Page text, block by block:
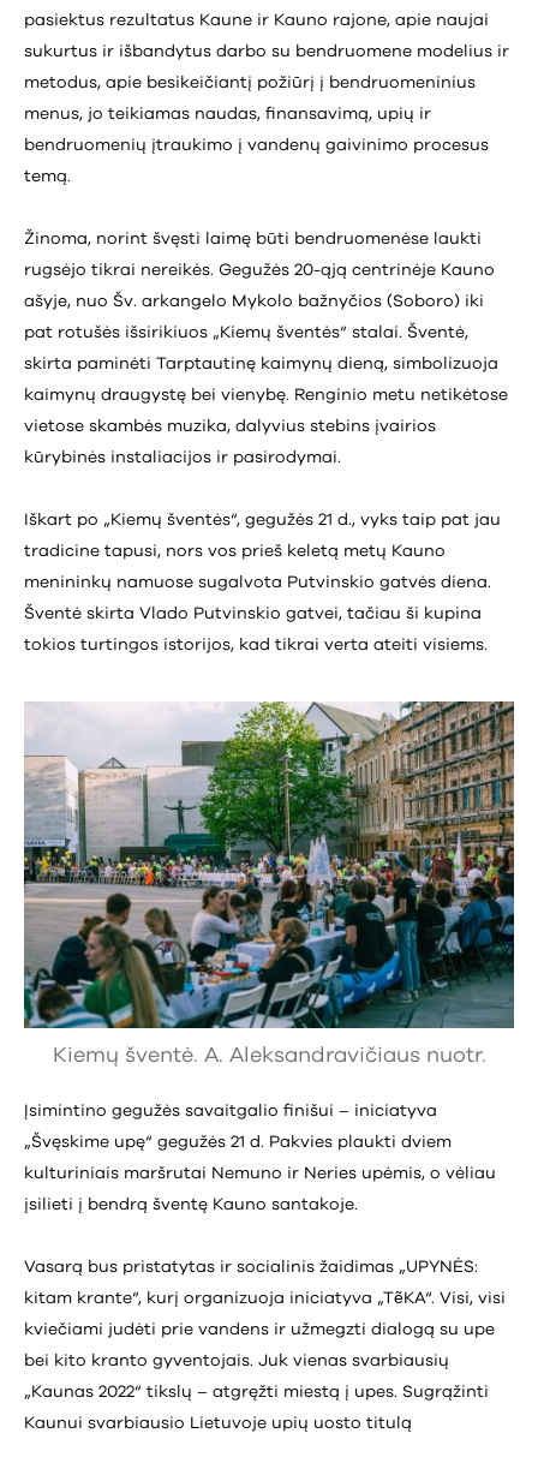
pasiektus rezultatus Kaune ir Kauno rajone, apie naujai
sukurtus ir išbandytus darbo su bendruomene modelius ir
metodus, apie besikeičiantį požiūrį į bendruomeninius
menus, jo teikiamas naudas, finansavimą, upių ir
bendruomenių įtraukimo į vandenų gaivinimo procesus
temą.
Žinoma, norint švęsti laimę būti bendruomenėse laukti
rugsėjo tikrai nereikės. Gegužės 20-ąją centrinėje Kauno
ašyje, nuo Šv. arkangelo Mykolo bažnyčios (Soboro) iki
pat rotušės išsirikiuos „Kiemų šventės“ stalai. Šventė,
skirta paminėti Tarptautinę kaimynų dieną, simbolizuoja
kaimynų draugystę bei vienybę. Renginio metu netikėtose
vietose skambės muzika, dalyvius stebins įvairios
kūrybinės instaliacijos ir pasirodymai.
Iškart po „Kiemų šventės“, gegužės 21 d., vyks taip pat jau
tradicine tapusi, nors vos prieš keletą metų Kauno
menininkų namuose sugalvota Putvinskio gatvės diena.
Šventė skirta Vlado Putvinskio gatvei, tačiau ši kupina
tokios turtingos istorijos, kad tikrai verta ateiti visiems.
Kiemų šventė. A. Aleksandravičiaus nuotr.
Įsimintino gegužės savaitgalio finišui – iniciatyva
„Švęskime upę“ gegužės 21 d. Pakvies plaukti dviem
kulturiniais maršrutai Nemuno ir Neries upėmis, o vėliau
įsilieti į bendrą šventę Kauno santakoje.
Vasarą bus pristatytas ir socialinis žaidimas „UPYNĖS:
kitam krante“, kurį organizuoja iniciatyva „TẽKA“. Visi, visi
kviečiami judėti prie vandens ir užmegzti dialogą su upe
bei kito kranto gyventojais. Juk vienas svarbiausių
„Kaunas 2022“ tikslų – atgręžti miestą į upes. Sugrąžinti
Kaunui svarbiausio Lietuvoje upių uosto titulą